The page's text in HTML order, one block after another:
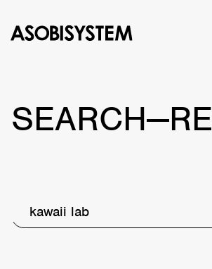
kawaii lab